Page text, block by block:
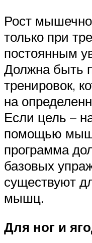
Рост
только при
постоянным
Должна быть
тренировок,
на
Если цель –
помощью
программа
базовых
существуют
мышц.
Для ног и